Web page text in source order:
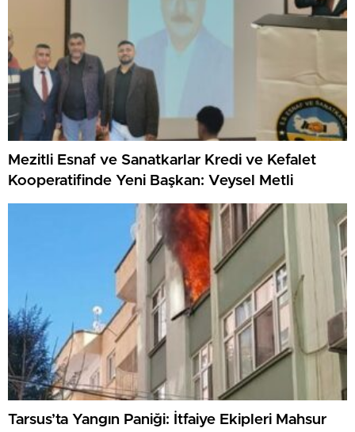
Mezitli Esnaf ve Sanatkarlar Kredi ve Kefalet
Kooperatifinde Yeni Başkan: Veysel Metli
Tarsus’ta Yangın Paniği: İtfaiye Ekipleri Mahsur